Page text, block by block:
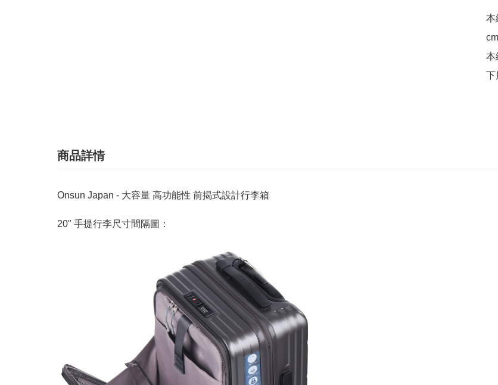
本
cm
本
商品詳情
Onsun Japan - 大容量 高功能性 前揭式設計行李箱
20" 手提行李尺寸間隔圖：